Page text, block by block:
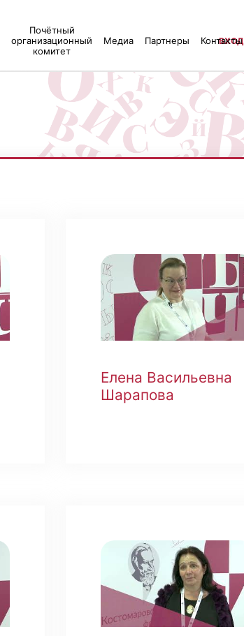
Почётный
организационный
комитет
Медиа Партнеры Контакты
ВХОД
Елена Васильевна
Шарапова